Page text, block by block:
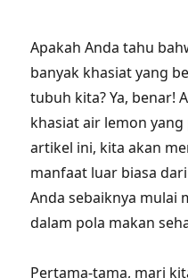
Apakah Anda tahu
banyak khasiat yang
tubuh kita? Ya, benar!
khasiat air lemon
artikel ini, kita akan
manfaat luar biasa
Anda sebaiknya mulai
dalam pola makan
Pertama-tama, mari